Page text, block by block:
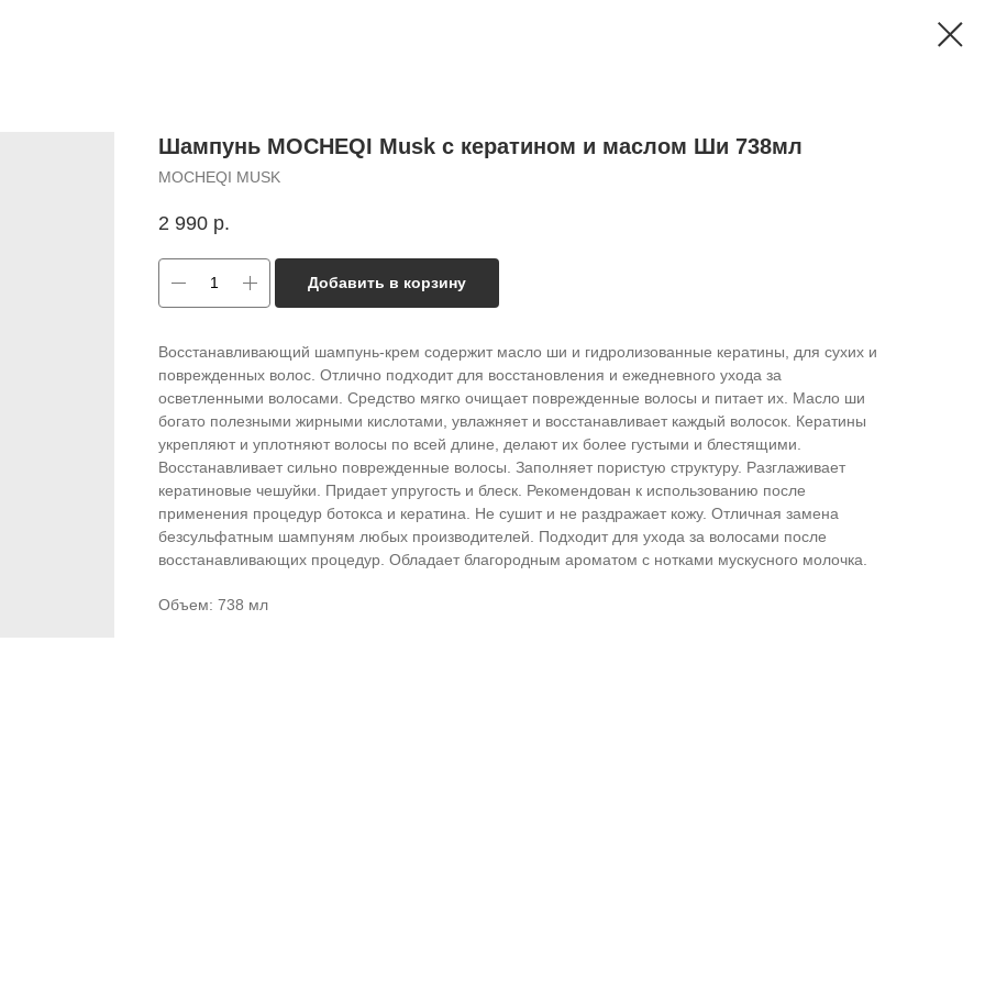
Шампунь MOCHEQI Musk с кератином и маслом Ши 738мл
MOCHEQI MUSK
2 990 р.
Добавить в корзину
Восстанавливающий шампунь-крем содержит масло ши и гидролизованные кератины, для сухих и
поврежденных волос. Отлично подходит для восстановления и ежедневного ухода за
осветленными волосами. Средство мягко очищает поврежденные волосы и питает их. Масло ши
богато полезными жирными кислотами, увлажняет и восстанавливает каждый волосок. Кератины
укрепляют и уплотняют волосы по всей длине, делают их более густыми и блестящими.
Восстанавливает сильно поврежденные волосы. Заполняет пористую структуру. Разглаживает
кератиновые чешуйки. Придает упругость и блеск. Рекомендован к использованию после
применения процедур ботокса и кератина. Не сушит и не раздражает кожу. Отличная замена
безсульфатным шампуням любых производителей. Подходит для ухода за волосами после
восстанавливающих процедур. Обладает благородным ароматом с нотками мускусного молочка.
Объем: 738 мл